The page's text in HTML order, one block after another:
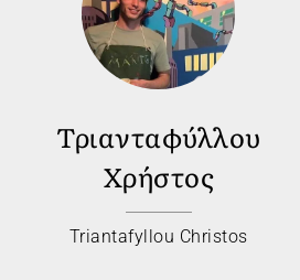
Τριανταφύλλου
Χρήστος
Triantafyllou Christos